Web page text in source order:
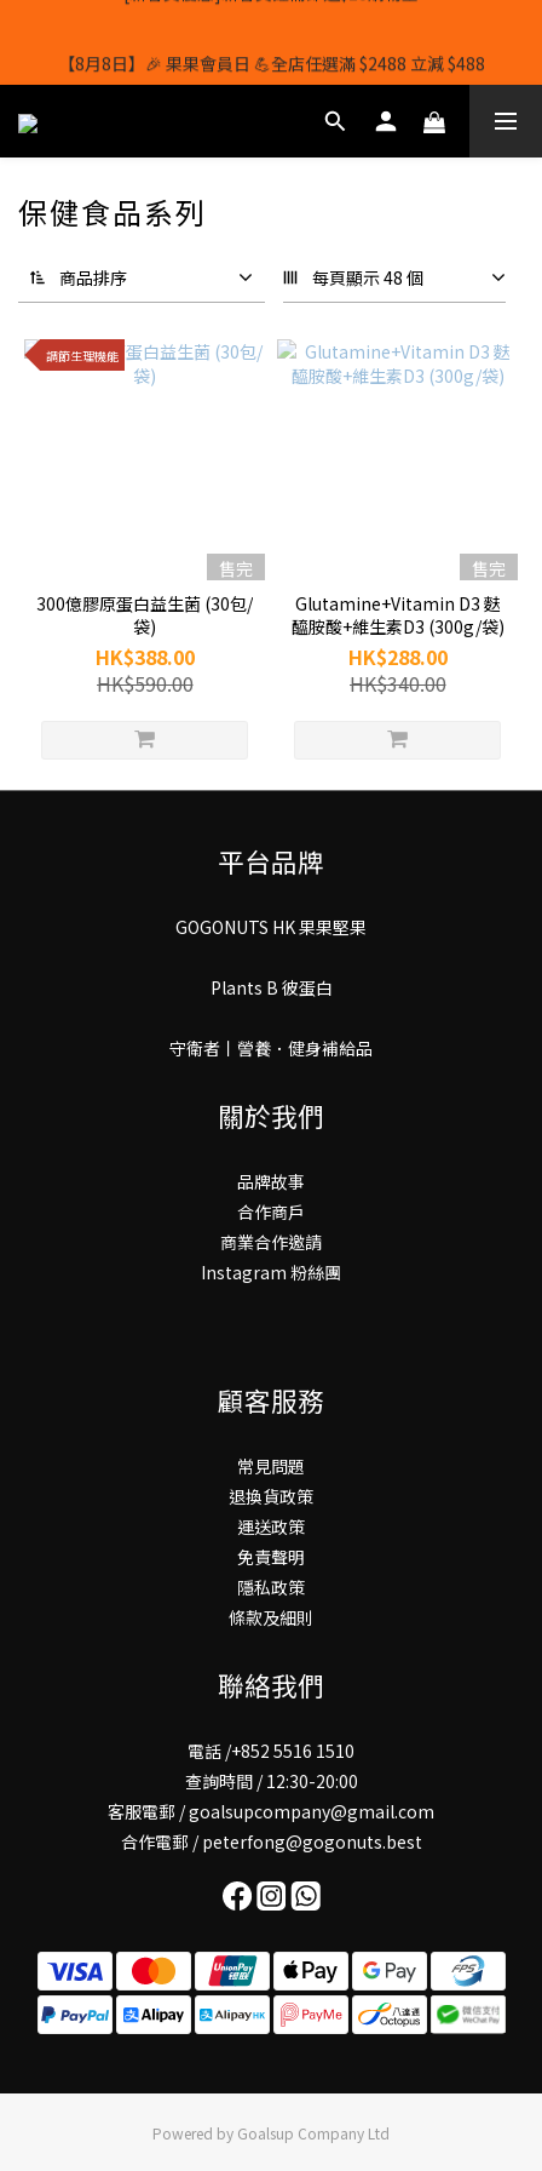
保健食品系列
商品排序 每頁顯示 48 個
調節生理機能
售完
300億膠原蛋白益生菌 (30包/
袋)
HK$388.00
HK$590.00
售完
Glutamine+Vitamin D3 麩
醯胺酸+維生素D3 (300g/袋)
HK$288.00
HK$340.00
平台品牌
GOGONUTS HK 果果堅果
Plants B 彼蛋白
守衛者丨謍養．健身補給品
關於我們
品牌故事
合作商戶
商業合作邀請
Instagram 粉絲團
顧客服務
常見問題
退換貨政策
運送政策
免責聲明
隱私政策
條款及細則
聯絡我們
電話 /+852 5516 1510
查詢時間 / 12:30-20:00
客服電郵 / goalsupcompany@gmail.com
合作電郵 / peterfong@gogonuts.best
Powered by Goalsup Company Ltd